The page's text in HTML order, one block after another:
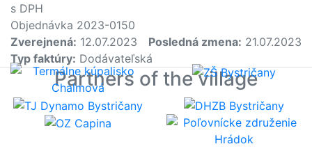
s DPH
Objednávka 2023-0150
Zverejnená: 12.07.2023 Posledná zmena: 21.07.2023
Typ faktúry: Dodávateľská
Partners of the village